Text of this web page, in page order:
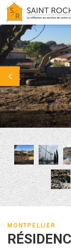
Aller au contenu principal
MONTPELLIER